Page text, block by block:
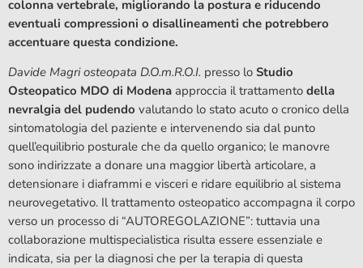
colonna vertebrale, migliorando la postura e riducendo
eventuali compressioni o disallineamenti che potrebbero
accentuare questa condizione.
Davide Magri osteopata D.O.m.R.O.I. presso lo Studio
Osteopatico MDO di Modena approccia il trattamento della
nevralgia del pudendo valutando lo stato acuto o cronico della
sintomatologia del paziente e intervenendo sia dal punto
quell’equilibrio posturale che da quello organico; le manovre
sono indirizzate a donare una maggior libertà articolare, a
detensionare i diaframmi e visceri e ridare equilibrio al sistema
neurovegetativo. Il trattamento osteopatico accompagna il corpo
verso un processo di “AUTOREGOLAZIONE”: tuttavia una
collaborazione multispecialistica risulta essere essenziale e
indicata, sia per la diagnosi che per la terapia di questa